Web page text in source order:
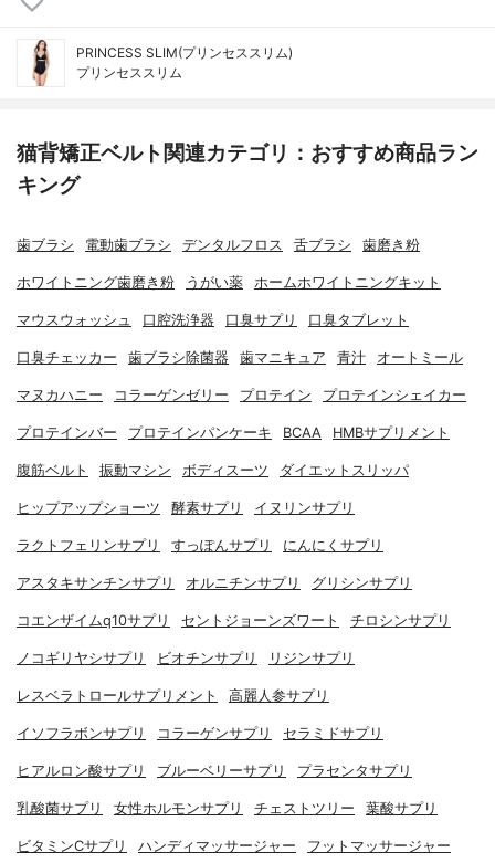
PRINCESS SLIM(プリンセススリム)
プリンセススリム
猫背矯正ベルト関連カテゴリ：おすすめ商品ラン
キング
歯ブラシ 電動歯ブラシ デンタルフロス 舌ブラシ 歯磨き粉
ホワイトニング歯磨き粉 うがい薬 ホームホワイトニングキット
マウスウォッシュ 口腔洗浄器 口臭サプリ 口臭タブレット
口臭チェッカー 歯ブラシ除菌器 歯マニキュア 青汁 オートミール
マヌカハニー コラーゲンゼリー プロテイン プロテインシェイカー
プロテインバー プロテインパンケーキ BCAA HMBサプリメント
腹筋ベルト 振動マシン ボディスーツ ダイエットスリッパ
ヒップアップショーツ 酵素サプリ イヌリンサプリ
ラクトフェリンサプリ すっぽんサプリ にんにくサプリ
アスタキサンチンサプリ オルニチンサプリ グリシンサプリ
コエンザイムq10サプリ セントジョーンズワート チロシンサプリ
ノコギリヤシサプリ ビオチンサプリ リジンサプリ
レスベラトロールサプリメント 高麗人参サプリ
イソフラボンサプリ コラーゲンサプリ セラミドサプリ
ヒアルロン酸サプリ ブルーベリーサプリ プラセンタサプリ
乳酸菌サプリ 女性ホルモンサプリ チェストツリー 葉酸サプリ
ビタミンCサプリ ハンディマッサージャー フットマッサージャー